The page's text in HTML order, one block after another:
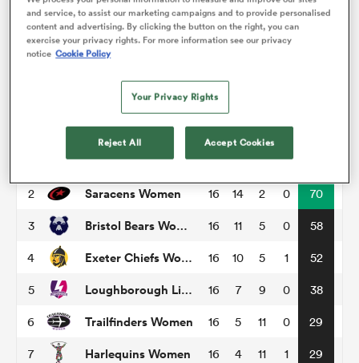
Gloucester-Hartpury Women RFC 16 15 1 0
2 Saracens Women 16 14 2 0 70
3 Bristol Bears Women 16 11 5 0 58
4 Exeter Chiefs Women 16 10 5 1 52
5 Loughborough Lightning 16 7 9 0 38
6 Trailfinders Women 16 5 11 0 29
7 Harlequins Women 16 4 11 1 29
and service, to assist our marketing campaigns and to provide personalised
content and advertising. By clicking the button on the right, you can
exercise your privacy rights. For more information see our privacy
notice Cookie Policy
Your Privacy Rights
Reject All Accept Cookies